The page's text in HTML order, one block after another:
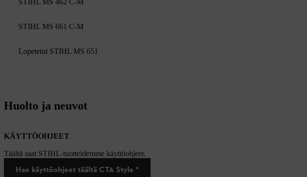
STIHL MS 661 C-M
Lopetetut STIHL MS 651
Huolto ja neuvot
KÄYTTÖOHJEET
Täältä saat STIHL-tuotteidemme käyttöohjeet.
Hae käyttöohjeet täältä CTA Style *